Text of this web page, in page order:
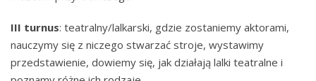
III turnus: teatralny/lalkarski, gdzie zostaniemy aktorami,
nauczymy się z niczego stwarzać stroje, wystawimy
przedstawienie, dowiemy się, jak działają lalki teatralne i